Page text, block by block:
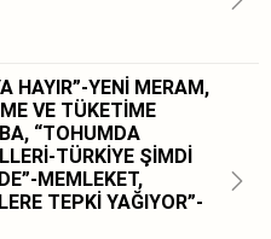
HAYIR”-YENİ MERAM,
VE TÜKETİME
“TOHUMDA
TÜRKİYE ŞİMDİ
MEMLEKET,
TEPKİ YAĞIYOR”-